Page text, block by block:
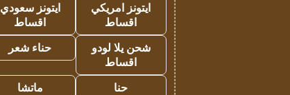
ايتونز امريكي
اقساط
ايتونز سعودي
اقساط
شحن يلا لودو
اقساط
حناء شعر
حنا
ماتشا